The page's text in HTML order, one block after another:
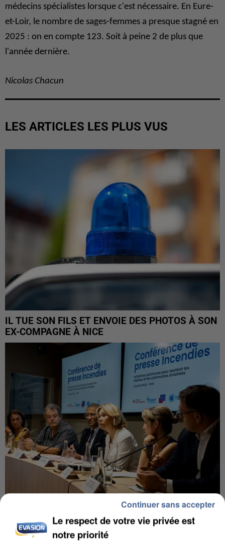
médecins spécialistes lorsque c'est nécessaire. En Eure-
et-Loir, le nombre de sages-femmes a presque stagné en
2025 : on en compte 123. Soit à peine 2 de plus que
l'année dernière.
Nicolas Chacun
LES ARTICLES LES PLUS VUS
IL TUE SON FILS ET ENVOIE DES PHOTOS À SON
EX-COMPAGNE À NICE
INCENDIES : L’ÎLE-DE-FRANCE LANCE UN ÉLAN
DE SOLIDARITÉ AVEC LES...
Le respect de votre vie privée est
notre priorité
Continuer sans accepter